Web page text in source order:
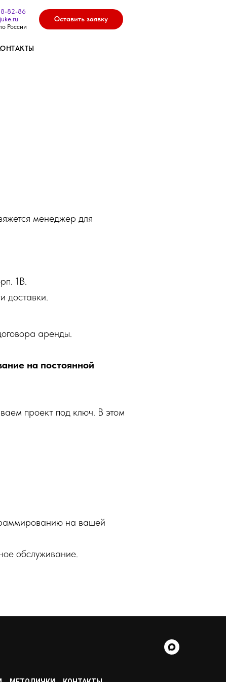
82-86
России
Оставить заявку
менеджер для
1В.
доставки.
аренды.
на постоянной
проект под ключ. В этом
на вашей
обслуживание.